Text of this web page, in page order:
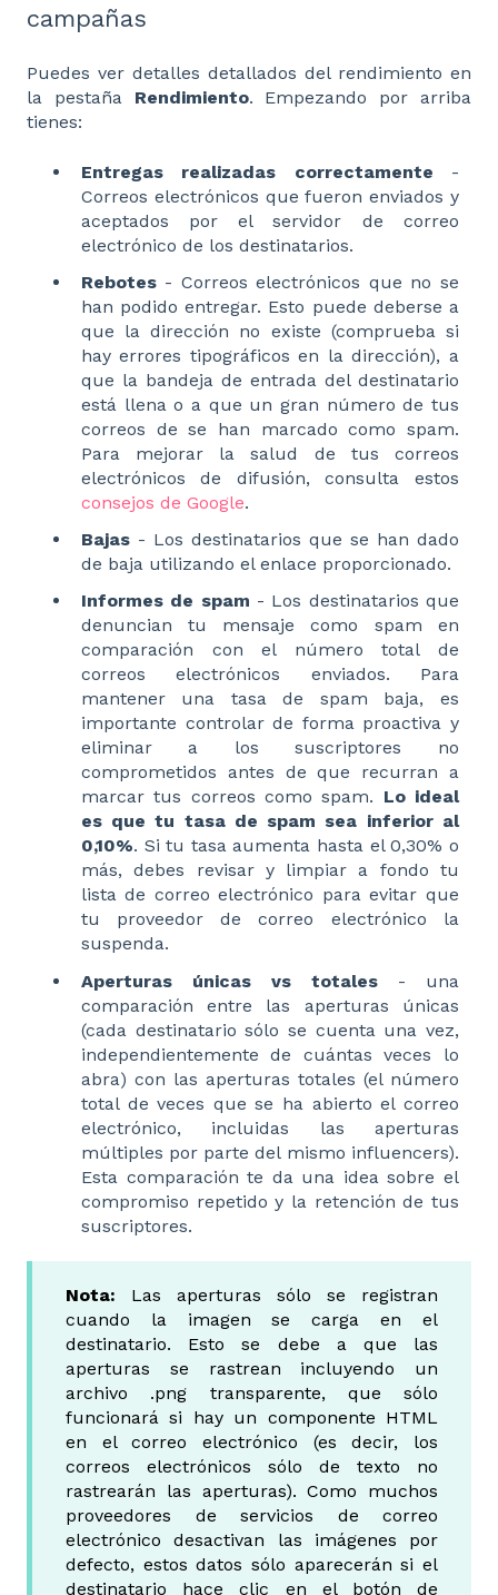
campañas
Puedes ver detalles detallados del rendimiento en
la pestaña Rendimiento. Empezando por arriba
tienes:
Entregas realizadas correctamente -
Correos electrónicos que fueron enviados y
aceptados por el servidor de correo
electrónico de los destinatarios.
Rebotes - Correos electrónicos que no se
han podido entregar. Esto puede deberse a
que la dirección no existe (comprueba si
hay errores tipográficos en la dirección), a
que la bandeja de entrada del destinatario
está llena o a que un gran número de tus
correos de se han marcado como spam.
Para mejorar la salud de tus correos
electrónicos de difusión, consulta estos
consejos de Google.
Bajas - Los destinatarios que se han dado
de baja utilizando el enlace proporcionado.
Informes de spam - Los destinatarios que
denuncian tu mensaje como spam en
comparación con el número total de
correos electrónicos enviados. Para
mantener una tasa de spam baja, es
importante controlar de forma proactiva y
eliminar a los suscriptores no
comprometidos antes de que recurran a
marcar tus correos como spam. Lo ideal
es que tu tasa de spam sea inferior al
0,10%. Si tu tasa aumenta hasta el 0,30% o
más, debes revisar y limpiar a fondo tu
lista de correo electrónico para evitar que
tu proveedor de correo electrónico la
suspenda.
Aperturas únicas vs totales- una
comparación entre las aperturas únicas
(cada destinatario sólo se cuenta una vez,
independientemente de cuántas veces lo
abra) con las aperturas totales (el número
total de veces que se ha abierto el correo
electrónico, incluidas las aperturas
múltiples por parte del mismo influencers).
Esta comparación te da una idea sobre el
compromiso repetido y la retención de tus
suscriptores.
Nota: Las aperturas sólo se registran
cuando la imagen se carga en el
destinatario. Esto se debe a que las
aperturas se rastrean incluyendo un
archivo .png transparente, que sólo
funcionará si hay un componente HTML
en el correo electrónico (es decir, los
correos electrónicos sólo de texto no
rastrearán las aperturas). Como muchos
proveedores de servicios de correo
electrónico desactivan las imágenes por
defecto, estos datos sólo aparecerán si el
destinatario hace clic en el botón de